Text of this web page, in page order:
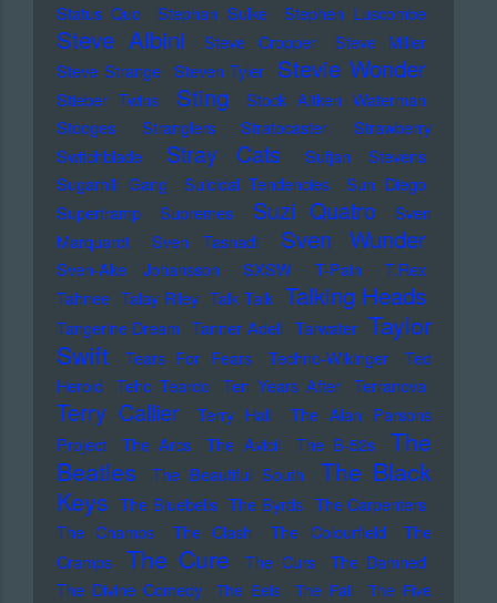
Status Quo
Stephan Sulke Stephen Luscombe
Steve Albini Steve Cropper
Steve Miller
Steve Strange Steven Tyler Stevie Wonder
Stieber Twins Sting
Stock Aitken Waterman
Stooges
Stranglers Stratocaster
Strawberry
Switchblade
Stray Cats
Sufjan Stevens
Sugarhill Gang
Suicidal Tendencies
Sun Diego
Supertramp
Supremes Suzi Quatro
Sven
Marquardt
Sven Tasnadi Sven Wunder
Sven-Ake Johansson SXSW T-Pain
T.Rex
Tahnee Talay Riley Talk Talk Talking Heads
Tangerine Dream Tanner Adell Tarwater Taylor
Swift
Tears For Fears Techno-Wikinger
Ted
Herold
Teho Teardo Ten Years After Terranova
Terry Callier Terry Hall
The Alan Parsons
Project
The Arcs The Avicii The B-52s
The
Beatles
The Beautiful South
The Black
Keys The Bluebells The Byrds The Carpenters
The Champs
The Clash The Colourfield
The
Cramps
The Cure The Curs
The Damned
The Divine Comedy
The Eels The Fall
The Five